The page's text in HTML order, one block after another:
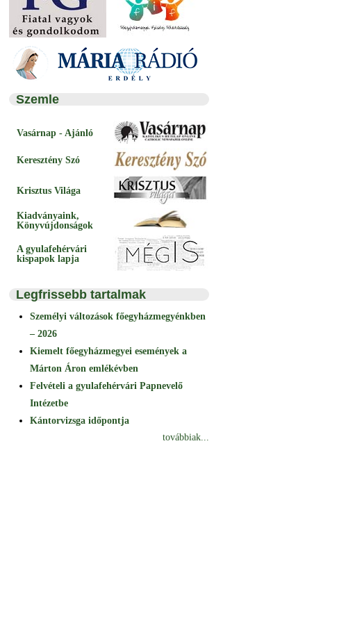
Szemle
Vasárnap - Ajánló
Keresztény Szó
Krisztus Világa
Kiadványaink,
Könyvújdonságok
A gyulafehérvári
kispapok lapja
Legfrissebb tartalmak
Személyi változások főegyházmegyénkben
– 2026
Kiemelt főegyházmegyei események a
Márton Áron emlékévben
Felvételi a gyulafehérvári Papnevelő
Intézetbe
Kántorvizsga időpontja
továbbiak...